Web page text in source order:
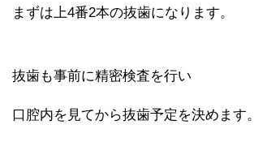
まずは上4番2本の抜歯になります。
抜歯も事前に精密検査を行い
口腔内を見てから抜歯予定を決めます。